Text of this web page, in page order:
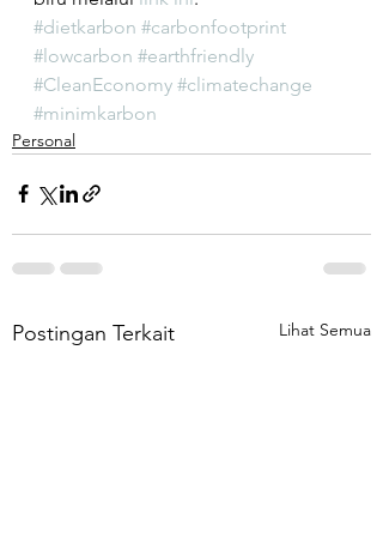
#dietkarbon #carbonfootprint
#lowcarbon #earthfriendly
#CleanEconomy #climatechange
#minimkarbon
Personal
Postingan Terkait Lihat Semua